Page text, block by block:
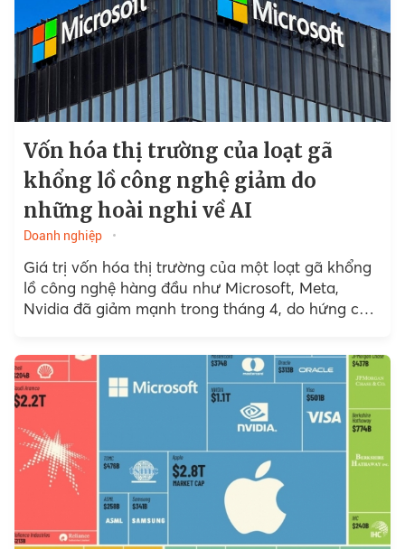
Vốn hóa thị trường của loạt gã
khổng lồ công nghệ giảm do
những hoài nghi về AI
Doanh nghiệp
Giá trị vốn hóa thị trường của một loạt gã khổng
lồ công nghệ hàng đầu như Microsoft, Meta,
Nvidia đã giảm mạnh trong tháng 4, do hứng chịu